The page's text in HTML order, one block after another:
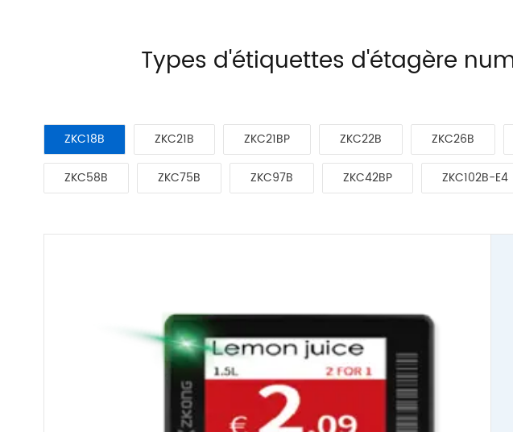
Types d'étiquettes d'étagère
ZKC18B ZKC21B ZKC21BP ZKC22B ZKC26B
ZKC58B ZKC75B ZKC97B ZKC42BP ZKC102B-E4